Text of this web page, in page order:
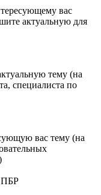
вас
актуальную для
тему (на
специалиста по
вас тему (на